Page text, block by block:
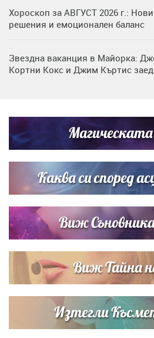
Хороскоп за АВГУСТ 2026 г.:
решения и емоционален баланс
Звездна ваканция в Майорка:
Кортни Кокс и Джим Къртис
си деца на семейна морска
Дъщерята на Тодор Батков
Братя Аргирови я изненадаха с
Каква си според
Виж
Виж Тайна
Изтегли